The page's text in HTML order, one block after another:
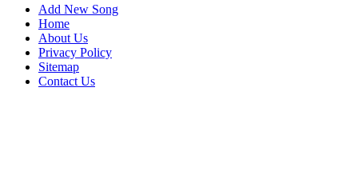
Add New Song
Home
About Us
Privacy Policy
Sitemap
Contact Us